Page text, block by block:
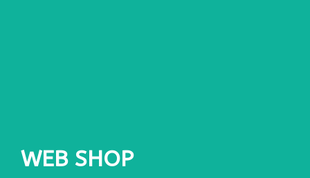
WEB SHOP